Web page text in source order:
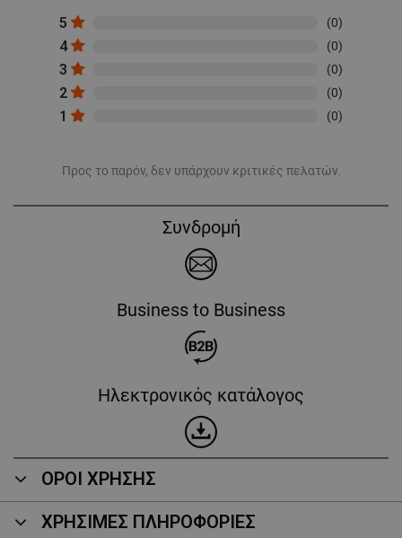
5 (0)
4 (0)
3 (0)
2 (0)
1 (0)
Προς το παρόν, δεν υπάρχουν κριτικές πελατών.
Συνδρομή
Business to Business
Ηλεκτρονικός κατάλογος
ΟΡΟΙ ΧΡΗΣΗΣ
ΧΡΗΣΙΜΕΣ ΠΛΗΡΟΦΟΡΙΕΣ